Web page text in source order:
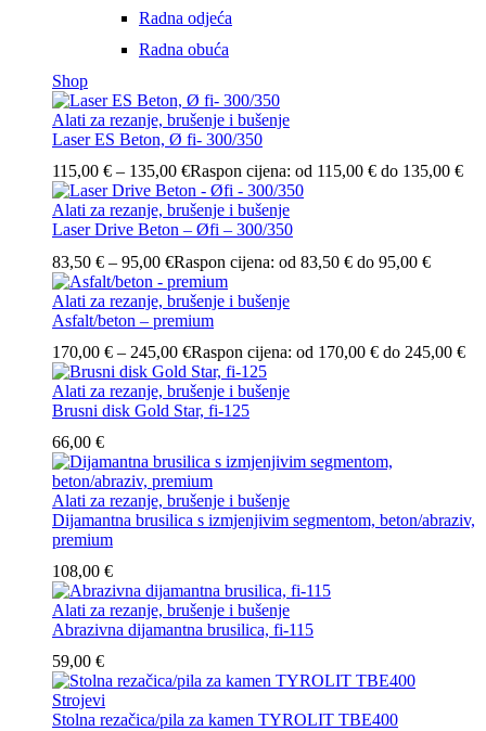
Radna odjeća
Radna obuća
Shop
Alati za rezanje, brušenje i bušenje
Laser ES Beton, Ø fi- 300/350
115,00 € – 135,00 €Raspon cijena: od 115,00 € do 135,00 €
Alati za rezanje, brušenje i bušenje
Laser Drive Beton – Øfi – 300/350
83,50 € – 95,00 €Raspon cijena: od 83,50 € do 95,00 €
Alati za rezanje, brušenje i bušenje
Asfalt/beton – premium
170,00 € – 245,00 €Raspon cijena: od 170,00 € do 245,00 €
Alati za rezanje, brušenje i bušenje
Brusni disk Gold Star, fi-125
66,00 €
Alati za rezanje, brušenje i bušenje
Dijamantna brusilica s izmjenjivim segmentom, beton/abraziv,
premium
108,00 €
Alati za rezanje, brušenje i bušenje
Abrazivna dijamantna brusilica, fi-115
59,00 €
Strojevi
Stolna rezačica/pila za kamen TYROLIT TBE400